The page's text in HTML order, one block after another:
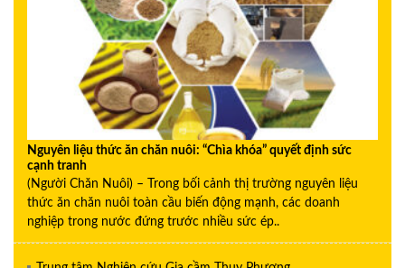
Nguyên liệu thức ăn chăn nuôi: “Chìa khóa” quyết định sức
cạnh tranh
(Người Chăn Nuôi) – Trong bối cảnh thị trường nguyên liệu
thức ăn chăn nuôi toàn cầu biến động mạnh, các doanh
nghiệp trong nước đứng trước nhiều sức ép..